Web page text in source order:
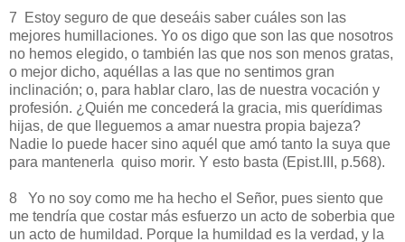
7 Estoy seguro de que deseáis saber cuáles son las
mejores humillaciones. Yo os digo que son las que nosotros
no hemos elegido, o también las que nos son menos gratas,
o mejor dicho, aquéllas a las que no sentimos gran
inclinación; o, para hablar claro, las de nuestra vocación y
profesión. ¿Quién me concederá la gracia, mis querídimas
hijas, de que lleguemos a amar nuestra propia bajeza?
Nadie lo puede hacer sino aquél que amó tanto la suya que
para mantenerla quiso morir. Y esto basta (Epist.III, p.568).
8 Yo no soy como me ha hecho el Señor, pues siento que
me tendría que costar más esfuerzo un acto de soberbia que
un acto de humildad. Porque la humildad es la verdad, y la